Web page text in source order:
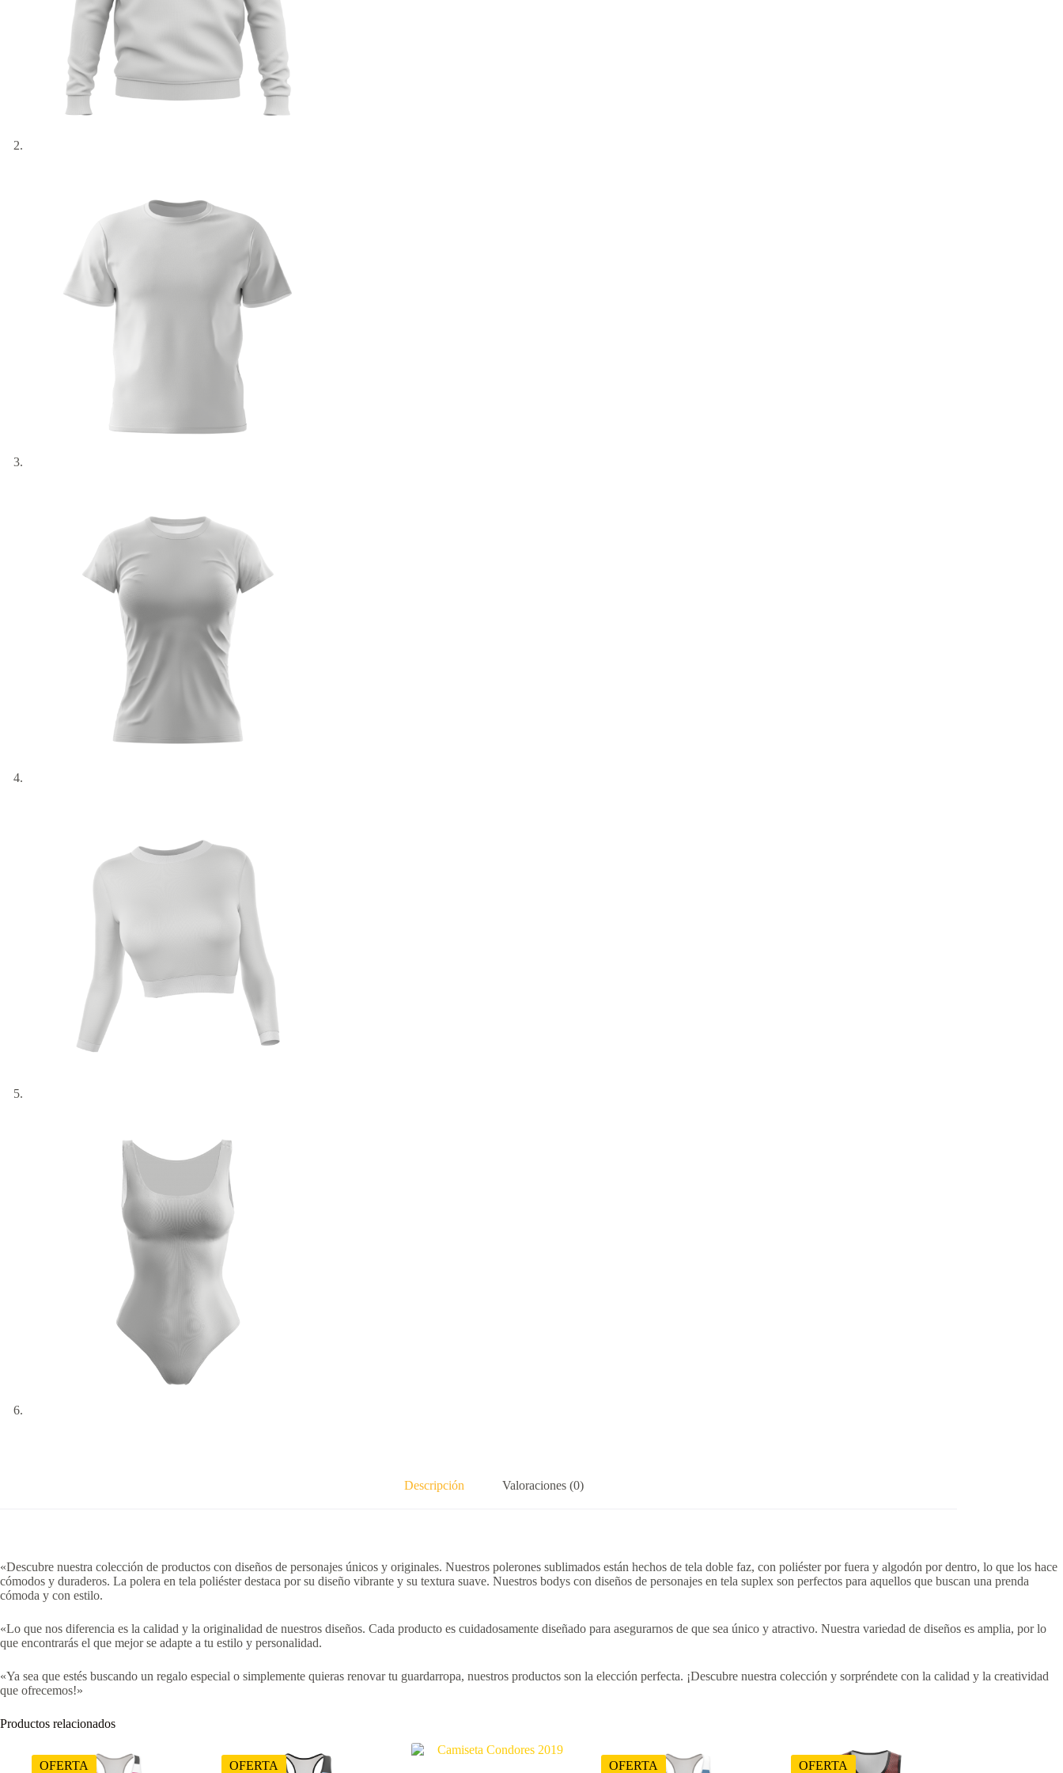
Descripción Valoraciones (0)
«Descubre nuestra colección de productos con diseños de personajes únicos y originales. Nuestros polerones sublimados están hechos de tela doble faz, con poliéster por fuera y algodón por dentro, lo que los hace
cómodos y duraderos. La polera en tela poliéster destaca por su diseño vibrante y su textura suave. Nuestros bodys con diseños de personajes en tela suplex son perfectos para aquellos que buscan una prenda
cómoda y con estilo.
«Lo que nos diferencia es la calidad y la originalidad de nuestros diseños. Cada producto es cuidadosamente diseñado para asegurarnos de que sea único y atractivo. Nuestra variedad de diseños es amplia, por lo
que encontrarás el que mejor se adapte a tu estilo y personalidad.
«Ya sea que estés buscando un regalo especial o simplemente quieras renovar tu guardarropa, nuestros productos son la elección perfecta. ¡Descubre nuestra colección y sorpréndete con la calidad y la creatividad
que ofrecemos!»
Productos relacionados
OFERTA OFERTA OFERTA OFERTA